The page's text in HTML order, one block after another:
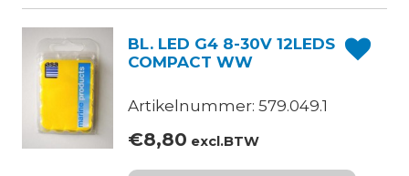
BL. LED G4 8-30V 12LEDS
COMPACT WW
Artikelnummer: 579.049.1
€8,80 excl.BTW